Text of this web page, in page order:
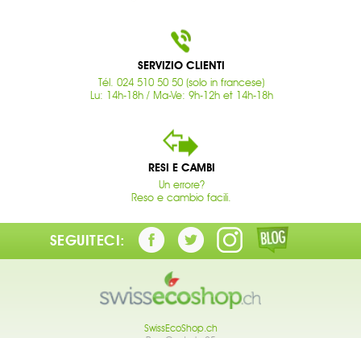
SERVIZIO CLIENTI
Tél. 024 510 50 50 (solo in francese)
Lu: 14h-18h / Ma-Ve: 9h-12h et 14h-18h
RESI E CAMBI
Un errore?
Reso e cambio facili.
SEGUITECI:
SwissEcoShop.ch